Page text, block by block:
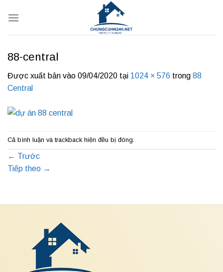
qua
88-central
Được xuất bản vào 09/04/2020 tại 1024 × 576 trong 88
Central
Cả bình luận và trackback hiện đều bị đóng.
← Trước
Tiếp theo →